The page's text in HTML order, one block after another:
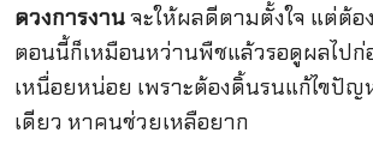
ดวงการงานจะให้ผลดีตามตั้งใจ แต่ต้อ
ตอนนี้ก็เหมือนหว่านพืชแล้วรอดูผลไปก่
เหนื่อยหน่อย เพราะต้องดิ้นรนแก้ไขปั
เดียว หาคนช่วยเหลือยาก